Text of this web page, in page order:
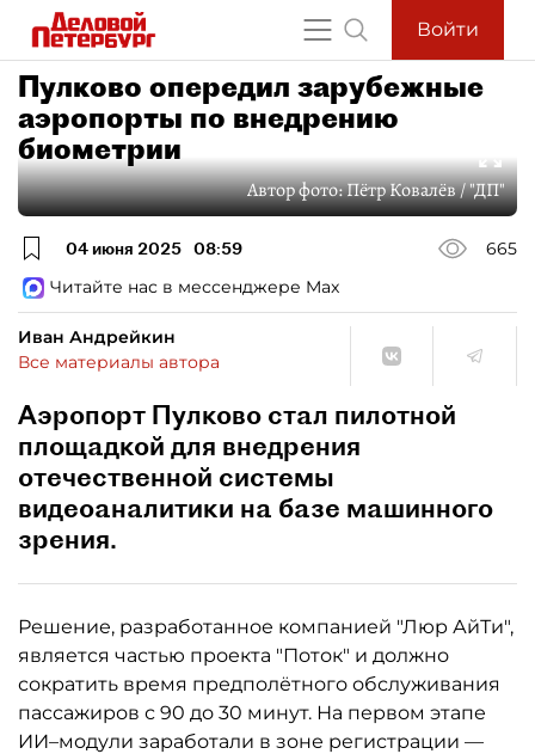
Войти
Пулково опередил зарубежные
аэропорты по внедрению
биометрии
Автор фото:Пётр Ковалёв / "ДП"
04 июня 2025 08:59
665
Читайте нас в мессенджере Max
Иван Андрейкин
Все материалы автора
Аэропорт Пулково стал пилотной
площадкой для внедрения
отечественной системы
видеоаналитики на базе машинного
зрения.
Решение, разработанное компанией "Люр АйТи",
является частью проекта "Поток" и должно
сократить время предполётного обслуживания
пассажиров с 90 до 30 минут. На первом этапе
ИИ–модули заработали в зоне регистрации —